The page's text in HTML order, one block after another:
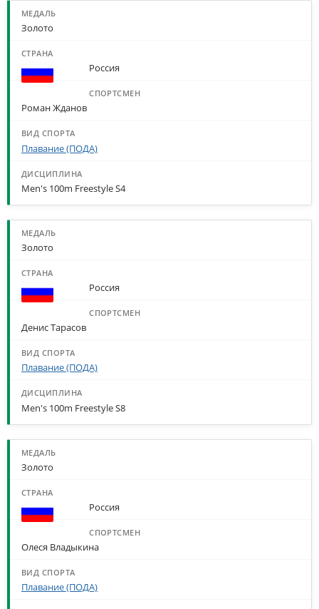
Золото
Россия
Роман Жданов
Плавание (ПОДА)
Men's 100m Freestyle S4
Золото
Россия
Денис Тарасов
Плавание (ПОДА)
Men's 100m Freestyle S8
Золото
Россия
Олеся Владыкина
Плавание (ПОДА)